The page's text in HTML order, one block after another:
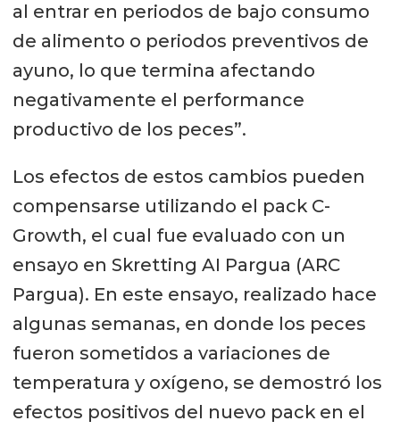
al entrar en periodos de bajo consumo
de alimento o periodos preventivos de
ayuno, lo que termina afectando
negativamente el performance
productivo de los peces”.
Los efectos de estos cambios pueden
compensarse utilizando el pack C-
Growth, el cual fue evaluado con un
ensayo en Skretting AI Pargua (ARC
Pargua). En este ensayo, realizado hace
algunas semanas, en donde los peces
fueron sometidos a variaciones de
temperatura y oxígeno, se demostró los
efectos positivos del nuevo pack en el